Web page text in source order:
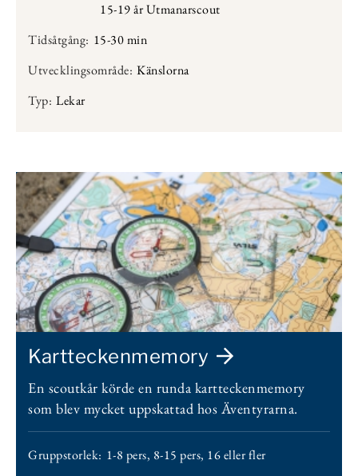
15-19 år Utmanarscout
Tidsåtgång: 15-30 min
Utvecklingsområde: Känslorna
Typ: Lekar
Kartteckenmemory
En scoutkår körde en runda kartteckenmemory
som blev mycket uppskattad hos Äventyrarna.
Gruppstorlek: 1-8 pers, 8-15 pers, 16 eller fler